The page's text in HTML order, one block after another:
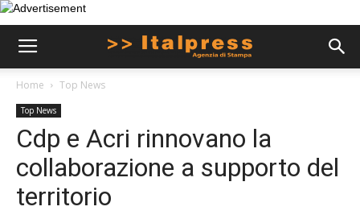
Home Top News
Top News
Cdp e Acri rinnovano la
collaborazione a supporto del
territorio